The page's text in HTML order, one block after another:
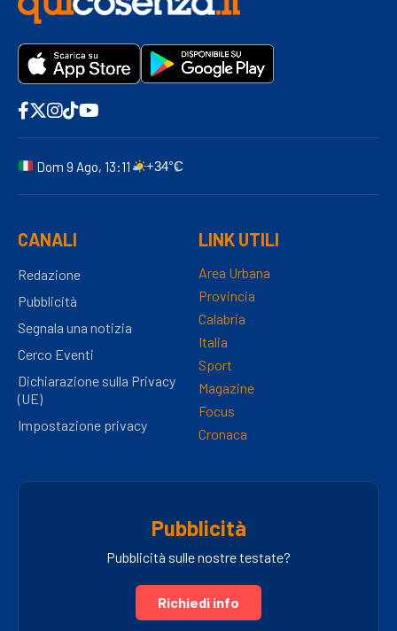
Dom 9 Ago, 13:11 +34°C
CANALI
Redazione
Pubblicità
Segnala una notizia
Cerco Eventi
Dichiarazione sulla Privacy
(UE)
Impostazione privacy
LINK UTILI
Area Urbana
Provincia
Calabria
Italia
Sport
Magazine
Focus
Cronaca
Pubblicità
Pubblicità sulle nostre testate?
Richiedi info